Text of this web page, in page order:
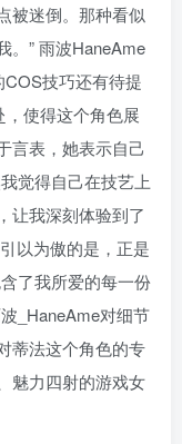
被迷倒。那种看似
。” 雨波HaneAme
COS技巧还有待提
使得这个角色展
言表，她表示自己
觉得自己在技艺上
让我深刻体验到了
以为傲的是，正是
了我所爱的每一份
_HaneAme对细节
蒂法这个角色的专
魅力四射的游戏女